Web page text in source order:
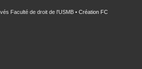
Faculté de droit de l'USMB • Création FC